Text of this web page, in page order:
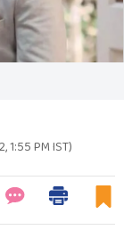
1:55 PMIST)